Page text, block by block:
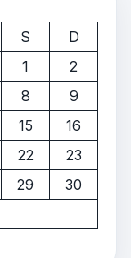
S
D
1
2
8
9
15
16
22
23
29
30